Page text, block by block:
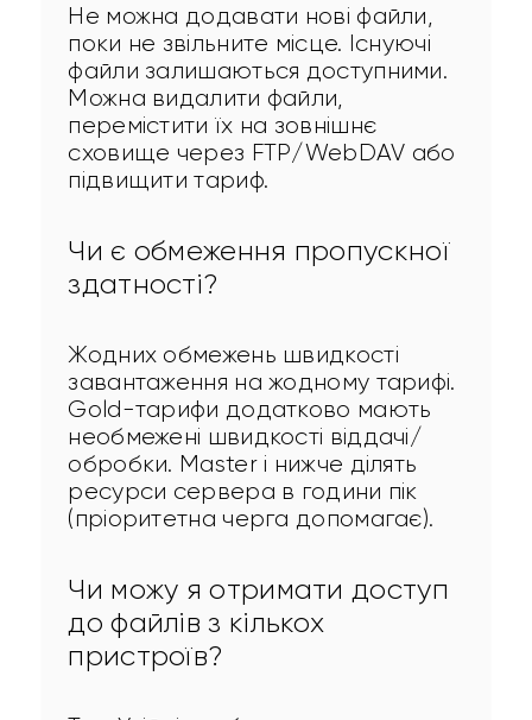
Не можна додавати нові файли,
поки не звільните місце. Існуючі
файли залишаються доступними.
Можна видалити файли,
перемістити їх на зовнішнє
сховище через FTP/WebDAV або
підвищити тариф.
Чи є обмеження пропускної
здатності?
Жодних обмежень швидкості
завантаження на жодному тарифі.
Gold-тарифи додатково мають
необмежені швидкості віддачі/
обробки. Master і нижче ділять
ресурси сервера в години пік
(пріоритетна черга допомагає).
Чи можу я отримати доступ
до файлів з кількох
пристроїв?